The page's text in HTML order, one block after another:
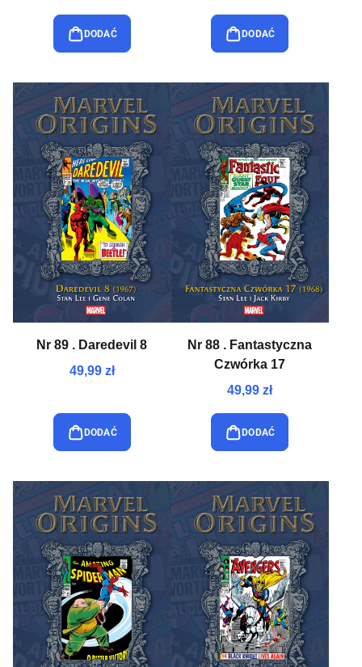
DODAĆ DODAĆ
Nr 89 . Daredevil 8
49,99 zł
DODAĆ
Nr 88 . Fantastyczna
Czwórka 17
49,99 zł
DODAĆ